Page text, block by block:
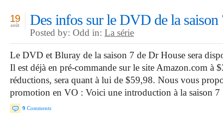
Des infos sur le DVD de la saison
19
août
Posted by: Odd in: La série
Le DVD et Bluray de la saison 7 de Dr House sera
Il est déjà en pré-commande sur le site Amazon.com à
réductions, sera quant à lui de $59,98. Nous vous
promotion en VO : Voici une introduction à la saison
9 Comments